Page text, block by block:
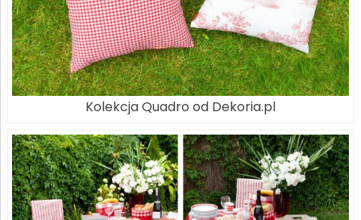
Kolekcja Quadro od Dekoria.pl